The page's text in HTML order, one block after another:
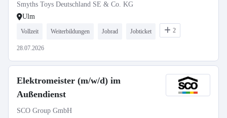
Smyths Toys Deutschland SE & Co. KG
Ulm
Vollzeit Weiterbildungen Jobrad Jobticket 2
28.07.2026
Elektromeister (m/w/d) im
Außendienst
SCO Group GmbH